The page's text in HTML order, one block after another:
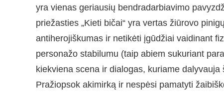
yra vienas geriausių bendradarbiavimo
priežasties „Kieti bičai“ yra vertas žiūrovo
antiherojiškumas ir netikėti įgūdžiai vaidinant
personažo stabilumu (taip abiem sukuriant
kiekviena scena ir dialogas, kuriame
Pražiopsok akimirką ir nespėsi pamatyti